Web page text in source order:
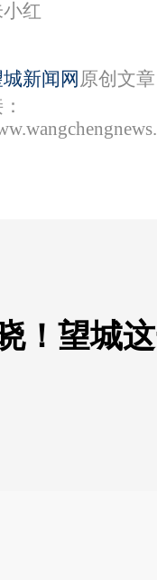
红
新闻网 原创文
！望城